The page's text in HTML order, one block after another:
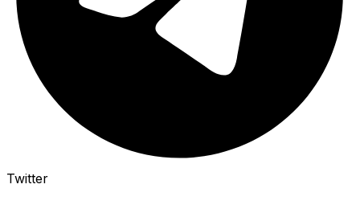
Twitter